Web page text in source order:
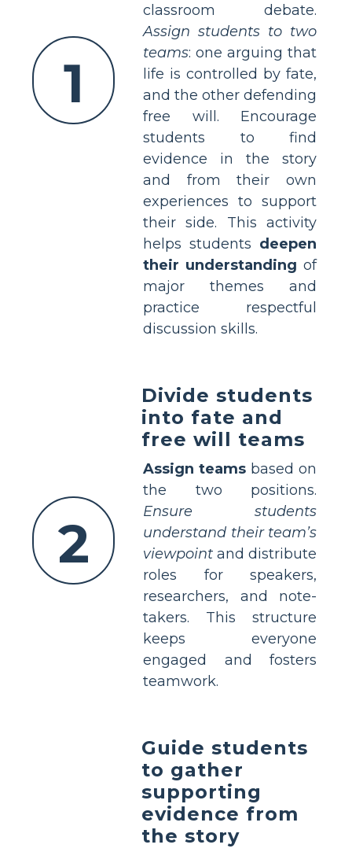
1
classroom debate.
Assign students to two
teams: one arguing that
life is controlled by fate,
and the other defending
free will. Encourage
students to find
evidence in the story
and from their own
experiences to support
their side. This activity
helps students deepen
their understanding of
major themes and
practice respectful
discussion skills.
2
Divide students
into fate and
free will teams
Assign teams based on
the two positions.
Ensure students
understand their team’s
viewpoint and distribute
roles for speakers,
researchers, and note-
takers. This structure
keeps everyone
engaged and fosters
teamwork.
Guide students
to gather
supporting
evidence from
the story